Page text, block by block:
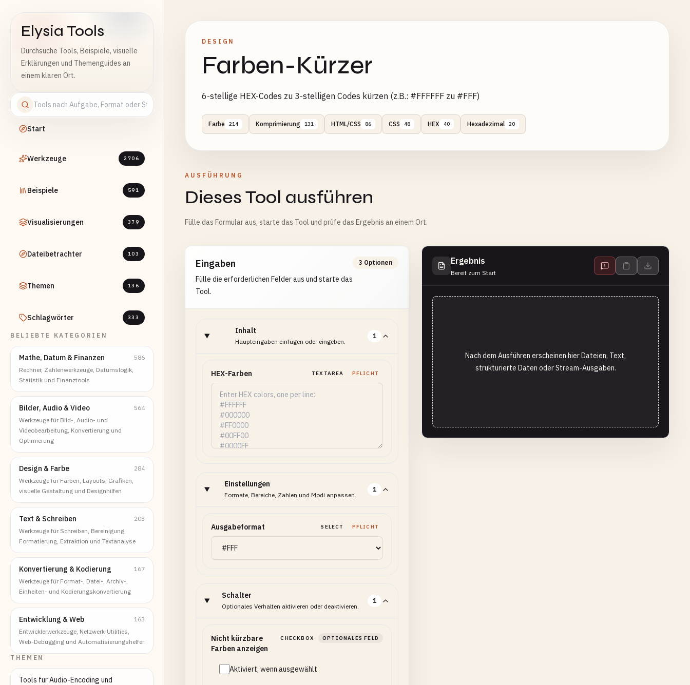
Elysia Tools
Durchsuche Tools, Beispiele, visuelle
Erklärungen und Themenguides an
einem klaren Ort.
Start
Werkzeuge 2706
Beispiele 591
Visualisierungen 379
Dateibetrachter 103
Themen 136
Schlagwörter 333
BELIEBTE KATEGORIEN
Mathe, Datum & Finanzen
586
Rechner, Zahlenwerkzeuge, Datumslogik,
Statistik und Finanztools
Bilder, Audio & Video
564
Werkzeuge für Bild-, Audio- und
Videobearbeitung, Konvertierung und
Optimierung
Design & Farbe
284
Werkzeuge für Farben, Layouts, Grafiken,
visuelle Gestaltung und Designhilfen
Text & Schreiben
203
Werkzeuge für Schreiben, Bereinigung,
Formatierung, Extraktion und Textanalyse
Konvertierung & Kodierung
167
Werkzeuge für Format-, Datei-, Archiv-,
Einheiten- und Kodierungskonvertierung
Entwicklung & Web
163
Entwicklerwerkzeuge, Netzwerk-Utilities,
Web-Debugging und Automatisierungshelfer
THEMEN
Tools fur Audio-Encoding und
DESIGN
Farben-Kürzer
6-stellige HEX-Codes zu 3-stelligen Codes kürzen (z.B.: #FFFFFF zu #FFF)
Farbe 214 Komprimierung 131 HTML/CSS 86 CSS 48 HEX 40 Hexadezimal 20
AUSFÜHRUNG
Dieses Tool ausführen
Fülle das Formular aus, starte das Tool und prüfe das Ergebnis an einem Ort.
Eingaben
Fülle die erforderlichen Felder aus und starte das
Tool.
3 Optionen
Inhalt
Haupteingaben einfügen oder eingeben.
1
HEX-Farben TEXTAREA PFLICHT
Einstellungen
Formate, Bereiche, Zahlen und Modi anpassen.
1
Ausgabeformat SELECT PFLICHT
Schalter
Optionales Verhalten aktivieren oder deaktivieren.
1
Nicht kürzbare
Farben anzeigen
CHECKBOX OPTIONALES FELD
Aktiviert, wenn ausgewählt
Ergebnis
Bereit zum Start
Nach dem Ausführen erscheinen hier Dateien, Text,
strukturierte Daten oder Stream-Ausgaben.